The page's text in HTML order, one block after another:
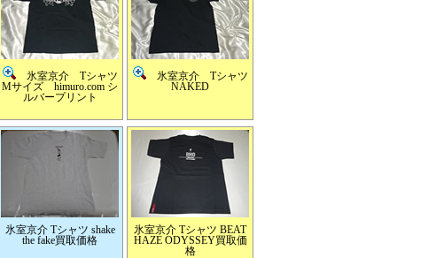
氷室京介 Tシャツ
Mサイズ himuro.com シ
ルバープリント
氷室京介 Tシャツ
NAKED
氷室京介 Tシャツ shake
the fake買取価格
氷室京介 Tシャツ BEAT
HAZE ODYSSEY買取価
格